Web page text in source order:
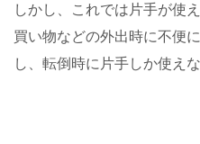
しかし、これでは片手が使
買い物などの外出時に不便
し、転倒時に片手しか使え